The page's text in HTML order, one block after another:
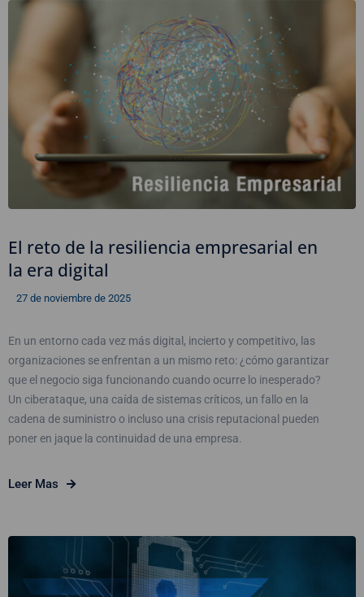
El reto de la resiliencia empresarial en
la era digital
27 de noviembre de 2025
En un entorno cada vez más digital, incierto y competitivo, las
organizaciones se enfrentan a un mismo reto: ¿cómo garantizar
que el negocio siga funcionando cuando ocurre lo inesperado?
Un ciberataque, una caída de sistemas críticos, un fallo en la
cadena de suministro o incluso una crisis reputacional pueden
poner en jaque la continuidad de una empresa.
Leer Mas